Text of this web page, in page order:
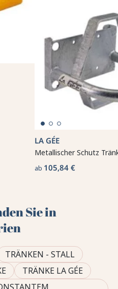
LA GÉE
Metallischer Schutz
ab 105,84 €
Sie in
TRÄNKEN - STALL
TRÄNKE LA GÉE